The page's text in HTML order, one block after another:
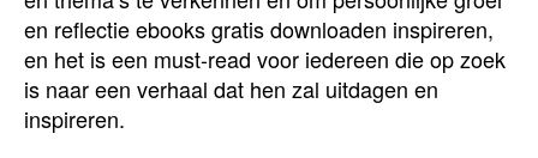
en reflectie ebooks gratis downloaden inspireren,
en het is een must-read voor iedereen die op zoek
is naar een verhaal dat hen zal uitdagen en
inspireren.